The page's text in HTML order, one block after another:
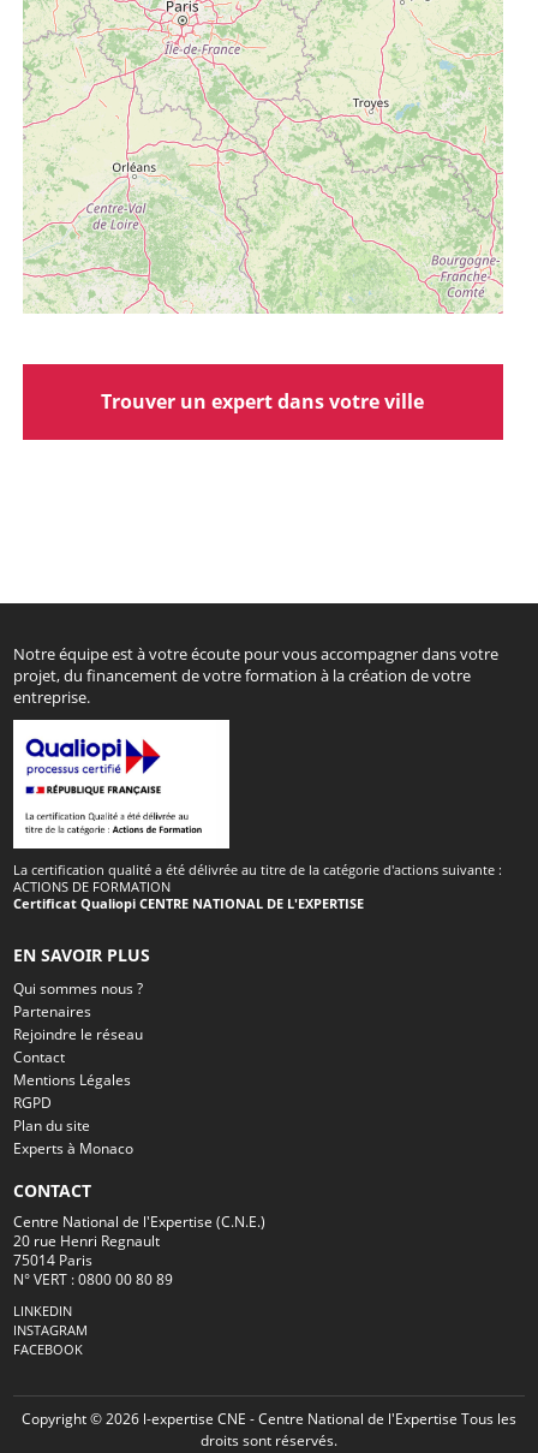
Trouver un expert dans votre ville
Notre équipe est à votre écoute pour vous accompagner dans votre
projet, du financement de votre formation à la création de votre
entreprise.
La certification qualité a été délivrée au titre de la catégorie d'actions suivante :
ACTIONS DE FORMATION
Certificat Qualiopi CENTRE NATIONAL DE L'EXPERTISE
EN SAVOIR PLUS
Qui sommes nous ?
Partenaires
Rejoindre le réseau
Contact
Mentions Légales
RGPD
Plan du site
Experts à Monaco
CONTACT
Centre National de l'Expertise (C.N.E.)
20 rue Henri Regnault
75014 Paris
N° VERT : 0800 00 80 89
LINKEDIN
INSTAGRAM
FACEBOOK
Copyright © 2026 l-expertise CNE - Centre National de l'Expertise Tous les
droits sont réservés.